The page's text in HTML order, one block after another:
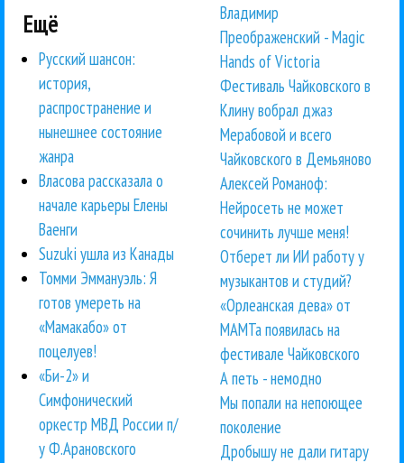
Ещё
Русский шансон:
история,
распространение и
нынешнее состояние
жанра
Власова рассказала о
начале карьеры Елены
Ваенги
Suzuki ушла из Канады
Томми Эммануэль: Я
готов умереть на
«Мамакабо» от
поцелуев!
«Би-2» и
Симфонический
оркестр МВД России п/
у Ф.Арановского
Владимир
Преображенский - Magic
Hands of Victoria
Фестиваль Чайковского в
Клину вобрал джаз
Мерабовой и всего
Чайковского в Демьяново
Алексей Романоф:
Нейросеть не может
сочинить лучше меня!
Отберет ли ИИ работу у
музыкантов и студий?
«Орлеанская дева» от
МАМТа появилась на
фестивале Чайковского
А петь - немодно
Мы попали на непоющее
поколение
Дробышу не дали гитару